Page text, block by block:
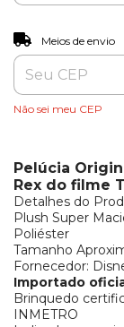
Entregas para o CEP:
Meios de envio
Não sei meu CEP
Pelúcia
Rex do filme
Detalhes do
Plush Super
Poliéster
Tamanho
Fornecedor:
Importado
Brinquedo
INMETRO